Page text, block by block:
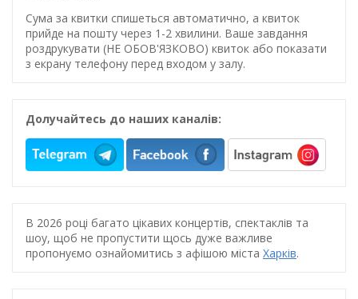
Сума за квитки спишеться автоматично, а квиток
прийде на пошту через 1-2 хвилини. Ваше завдання
роздрукувати (НЕ ОБОВ'ЯЗКОВО) квиток або показати
з екрану телефону перед входом у залу.
Долучайтесь до наших каналів:
В 2026 році багато цікавих концертів, спектаклів та
шоу, щоб не пропустити щось дуже важливе
пропонуємо ознайомитись з афішою міста Харків.